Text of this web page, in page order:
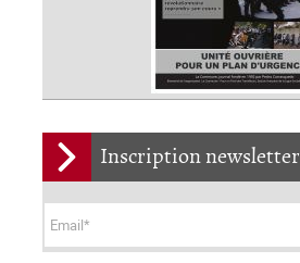
Inscription newsletter